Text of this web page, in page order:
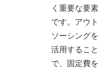
く重要な要素
です。アウト
ソーシングを
活用すること
で、固定費を